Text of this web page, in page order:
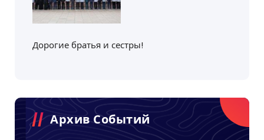
Дорогие братья и сестры!
Архив Событий